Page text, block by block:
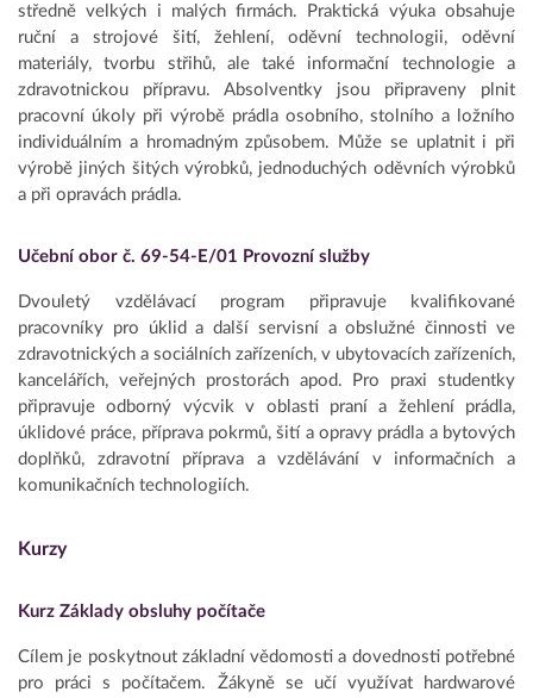
středně velkých i malých firmách. Praktická výuka obsahuje
ruční a strojové šití, žehlení, oděvní technologii, oděvní
materiály, tvorbu střihů, ale také informační technologie a
zdravotnickou přípravu. Absolventky jsou připraveny plnit
pracovní úkoly při výrobě prádla osobního, stolního a ložního
individuálním a hromadným způsobem. Může se uplatnit i při
výrobě jiných šitých výrobků, jednoduchých oděvních výrobků
a při opravách prádla.
Učební obor č. 69-54-E/01 Provozní služby
Dvouletý vzdělávací program připravuje kvalifikované
pracovníky pro úklid a další servisní a obslužné činnosti ve
zdravotnických a sociálních zařízeních, v ubytovacích zařízeních,
kancelářích, veřejných prostorách apod. Pro praxi studentky
připravuje odborný výcvik v oblasti praní a žehlení prádla,
úklidové práce, příprava pokrmů, šití a opravy prádla a bytových
doplňků, zdravotní příprava a vzdělávání v informačních a
komunikačních technologiích.
Kurzy
Kurz Základy obsluhy počítače
Cílem je poskytnout základní vědomosti a dovednosti potřebné
pro práci s počítačem. Žákyně se učí využívat hardwarové